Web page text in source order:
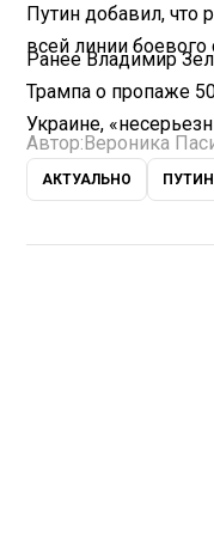
Путин добавил, что
всей линии боевого
Ранее Владимир
Трампа о пропаже
Украине,
Автор: Вероника
АКТУАЛЬНО ПУТИН